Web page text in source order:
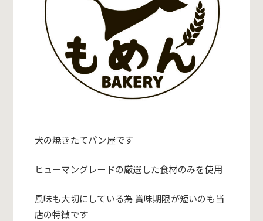
犬の焼きたてパン屋です
ヒューマングレードの厳選した食材のみを使用
風味も大切にしている為 賞味期限が短いのも当
店の特徴です